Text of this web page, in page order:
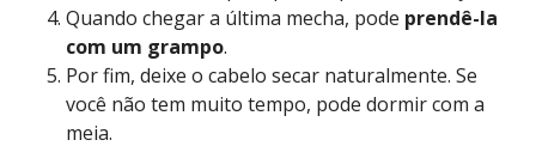
Quando chegar a última mecha, pode prendê-la
com um grampo.
Por fim, deixe o cabelo secar naturalmente. Se
você não tem muito tempo, pode dormir com a
meia.